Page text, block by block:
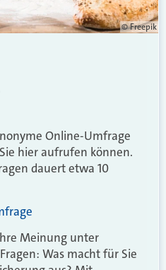
© Freepik
Online-Umfrage
hier aufrufen können.
dauert etwa 10
Meinung unter
Was macht für Sie